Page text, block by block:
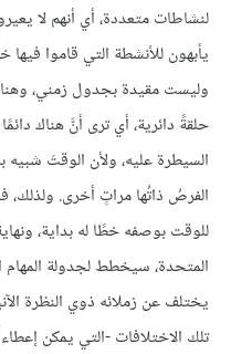
لنشاطات متعددة، أي أنهم لا
يأبهون للأنشطة التي قاموا
وليست مقيدة بجدول زمني،
حلقةً دائرية، أي ترى أنَّ هناك
السيطرة عليه، ولأن الوقتَ
الفرصُ ذاتُها مراتٍ أخرى. ولذلك،
للوقت بوصفه خطًا له بداية،
المتحدة، سيخطط لجدولة المهام
يختلف عن زملائه ذوي النظرة
تلك الاختلافات -التي يمكن